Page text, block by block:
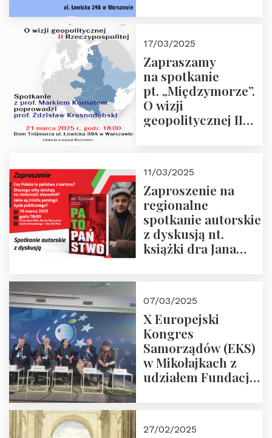
“Rosja-Niemcy…”
17/03/2025
Zapraszamy
na spotkanie
pt. „Międzymorze”.
O wizji
geopolitycznej II
i prof.
Krasnodębski
11/03/2025
Zaproszenie na
regionalne
spotkanie autorskie
z dyskusją nt.
książki dra Jana
07/03/2025
X Europejski
Kongres
Samorządów (EKS)
w Mikołajkach z
udziałem Fundacji
27/02/2025